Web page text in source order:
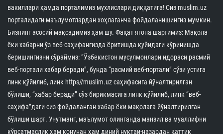
вакиллари ҳамда порталимиз мухлислари диққатига! Сиз muslim.uz
порталидаги маълумотлардан хоҳлаганча фойдаланишингиз мумкин.
Бизнинг асосий мақсадимиз ҳам шу. Фақат ягона шартимиз: Мақола
ёки хабарни ўз веб-саҳифангизда ёритишда қуйидаги кўринишда
беришингизни сўраймиз: “Ўзбекистон мусулмонлари идораси расмий
веб-портали хабар беради”, бунда “расмий веб-портали” сўзи устига
линк қўйилиб, линк https//muslim.uz саҳифасига йўналтирилган
бўлиши, “хабар беради” сўз бирикмасига линк қўйилиб, линк “веб-
саҳифа”даги сиз фойдаланган хабар ёки мақолага йўналтирилган
бўлиши шарт. Унутманг, маълумот олинганда манзил ва муаллифни
кўрсатмаслик ҳам қонунан ҳам диний нуқтаи-назардан қаттиқ